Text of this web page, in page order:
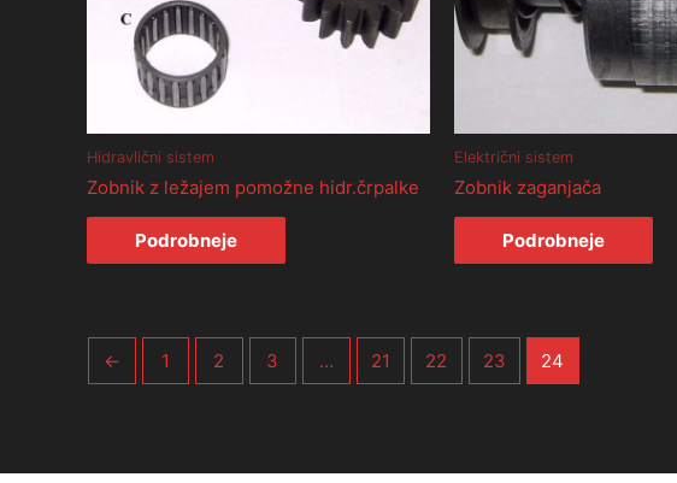
Hidravlični sistem
Zobnik z ležajem pomožne hidr.črpalke
Podrobneje
Električni sistem
Zobnik zaganjača
Podrobneje
← 1 2 3 … 21 22 23 24